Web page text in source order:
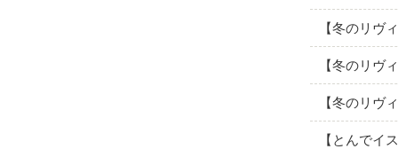
【冬のリヴ
【冬のリヴ
【冬のリヴ
【とんでイ